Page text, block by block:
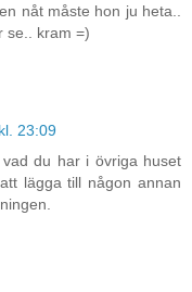
nåt måste hon ju heta..
se.. kram =)
23:09
du har i övriga huset
lägga till någon annan